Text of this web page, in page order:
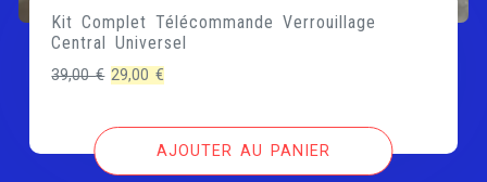
Kit Complet Télécommande Verrouillage
Central Universel
39,00€ Le
initial
29,00€
actuel
est :
AJOUTER AU PANIER